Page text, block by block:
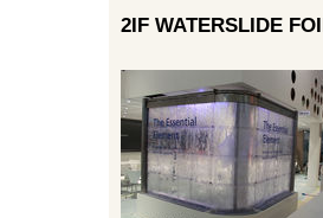
2IF WATERSLIDE